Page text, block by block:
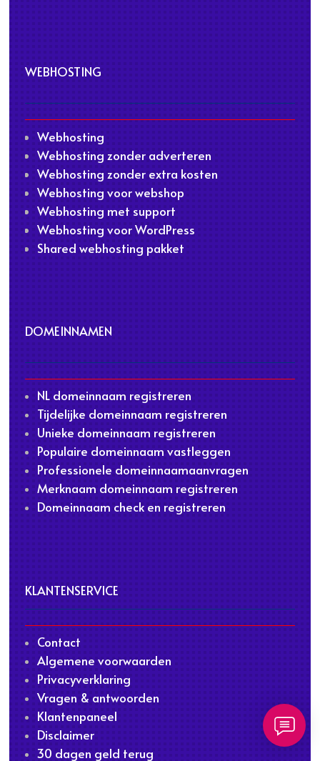
WEBHOSTING
Webhosting
Webhosting zonder adverteren
Webhosting zonder extra kosten
Webhosting voor webshop
Webhosting met support
Webhosting voor WordPress
Shared webhosting pakket
DOMEINNAMEN
NL domeinnaam registreren
Tijdelijke domeinnaam registreren
Unieke domeinnaam registreren
Populaire domeinnaam vastleggen
Professionele domeinnaamaanvragen
Merknaam domeinnaam registreren
Domeinnaam check en registreren
KLANTENSERVICE
Contact
Algemene voorwaarden
Privacyverklaring
Vragen & antwoorden
Klantenpaneel
Disclaimer
30 dagen geld terug